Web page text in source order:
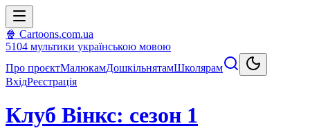
🍿 Cartoons.com.ua
5104 мультики українською мовою
Про проєктМалюкамДошкільнятамШколярам
ВхідРеєстрація
Клуб Вінкс: сезон 1